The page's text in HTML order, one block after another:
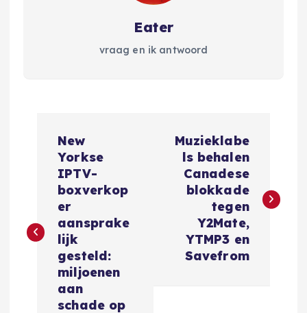
Eater
vraag en ik antwoord
i
New
Yorkse
IPTV-
boxverkop
er
aansprake
lijk
gesteld:
miljoenen
aan
schade op
Muzieklabe
ls behalen
Canadese
blokkade
tegen
Y2Mate,
YTMP3 en
Savefrom